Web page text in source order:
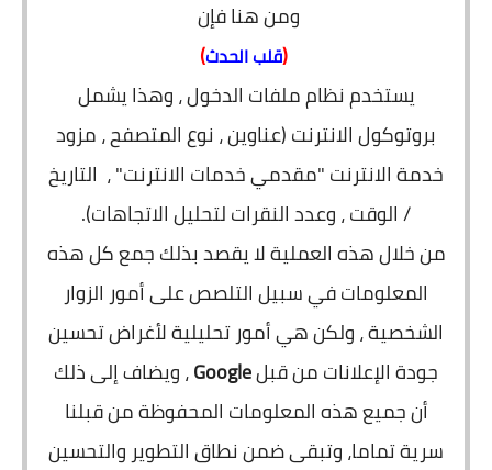
ومن هنا فإن
(قلب الحدث)
يستخدم نظام ملفات الدخول ، وهذا يشمل
بروتوكول الانترنت (عناوين ، نوع المتصفح ، مزود
خدمة الانترنت "مقدمي خدمات الانترنت" ، التاريخ
/ الوقت ، وعدد النقرات لتحليل الاتجاهات).
من خلال هذه العملية لا يقصد بذلك جمع كل هذه
المعلومات في سبيل التلصص على أمور الزوار
الشخصية ، ولكن هي أمور تحليلية لأغراض تحسين
جودة الإعلانات من قبلGoogle، ويضاف إلى ذلك
أن جميع هذه المعلومات المحفوظة من قبلنا
سرية تماما، وتبقى ضمن نطاق التطوير والتحسين